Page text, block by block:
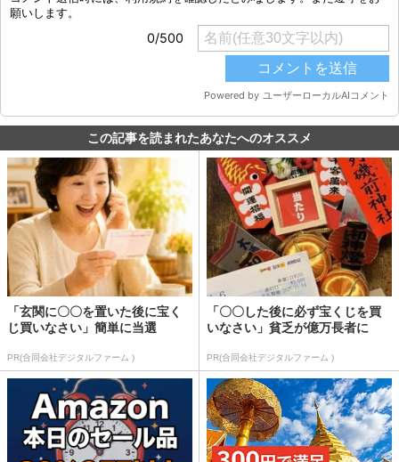
この記事を読まれたあなたへのオススメ
「玄関に〇〇を置いた後に宝く
じ買いなさい」簡単に当選
PR(合同会社デジタルファーム )
「〇〇した後に必ず宝くじを買
いなさい」貧乏が億万長者に
PR(合同会社デジタルファーム )